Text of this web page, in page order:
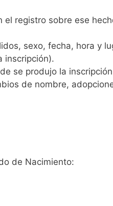
el registro sobre ese
sexo, fecha, hora y
inscripción).
se produjo la
de nombre,
de Nacimiento: